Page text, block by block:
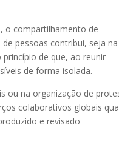
o compartilhamento de
pessoas contribui, seja na
de que, ao reunir
de forma isolada.
ou na organização de
colaborativos globais
e revisado